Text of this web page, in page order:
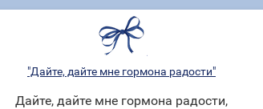
"Дайте, дайте мне гормона радости"
Дайте, дайте мне гормона радости,